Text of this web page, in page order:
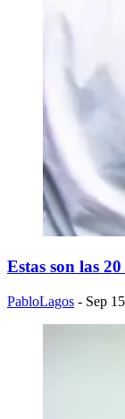
Estas son las
PabloLagos - Sep